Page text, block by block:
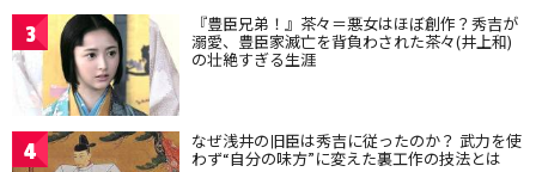
3 『豊臣兄弟！』茶々＝悪女はほぼ創作？秀吉が
溺愛、豊臣家滅亡を背負わされた茶々(井上和)
の壮絶すぎる生涯
4 なぜ浅井の旧臣は秀吉に従ったのか？ 武力を使
わず“自分の味方”に変えた裏工作の技法とは